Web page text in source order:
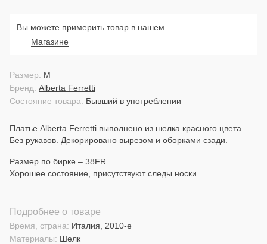
Вы можете примерить товар в нашем
Магазине
Состояние товара: Бывший в употреблении
Бренд: Alberta Ferretti
Размер: M
Платье Alberta Ferretti выполнено из шелка красного цвета.
Без рукавов. Декорировано вырезом и оборками сзади.
Размер по бирке – 38FR.
Хорошее состояние, присутствуют следы носки.
Подробнее о товаре
Материалы: Шелк
Время, страна: Италия, 2010-е